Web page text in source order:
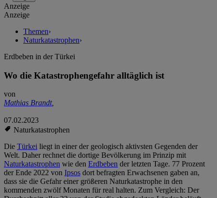
Anzeige
Anzeige
Themen›
Naturkatastrophen›
Erdbeben in der Türkei
Wo die Katastrophengefahr alltäglich ist
von
Mathias Brandt,
07.02.2023
Naturkatastrophen
Die Türkei liegt in einer der geologisch aktivsten Gegenden der
Welt. Daher rechnet die dortige Bevölkerung im Prinzip mit
Naturkatastrophen wie den Erdbeben der letzten Tage. 77 Prozent
der Ende 2022 von Ipsos dort befragten Erwachsenen gaben an,
dass sie die Gefahr einer größeren Naturkatastrophe in den
kommenden zwölf Monaten für real halten. Zum Vergleich: Der